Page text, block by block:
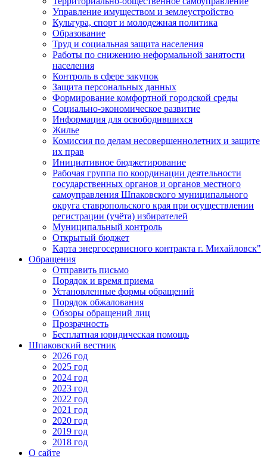
Управление имуществом и землеустройство
Культура, спорт и молодежная политика
Образование
Труд и социальная защита населения
Работы по снижению неформальной занятости
населения
Контроль в сфере закупок
Защита персональных данных
Формирование комфортной городской среды
Социально-экономическое развитие
Информация для освободившихся
Жилье
Комиссия по делам несовершеннолетних и защите
их прав
Инициативное бюджетирование
Рабочая группа по координации деятельности
государственных органов и органов местного
самоуправления Шпаковского муниципального
округа ставропольского края при осуществлении
регистрации (учёта) избирателей
Муниципальный контроль
Открытый бюджет
Карта энергосервисного контракта г. Михайловск"
Обращения
Отправить письмо
Порядок и время приема
Установленные формы обращений
Порядок обжалования
Обзоры обращений лиц
Прозрачность
Бесплатная юридическая помощь
Шпаковский вестник
2026 год
2025 год
2024 год
2023 год
2022 год
2021 год
2020 год
2019 год
2018 год
О сайте